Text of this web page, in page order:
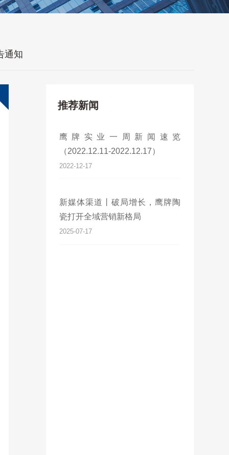
通知
推荐新闻
鹰牌实业一周新闻速览
（2022.12.11-2022.12.17）
2022-12-17
新媒体渠道丨破局增长，鹰牌陶
瓷打开全域营销新格局
2025-07-17